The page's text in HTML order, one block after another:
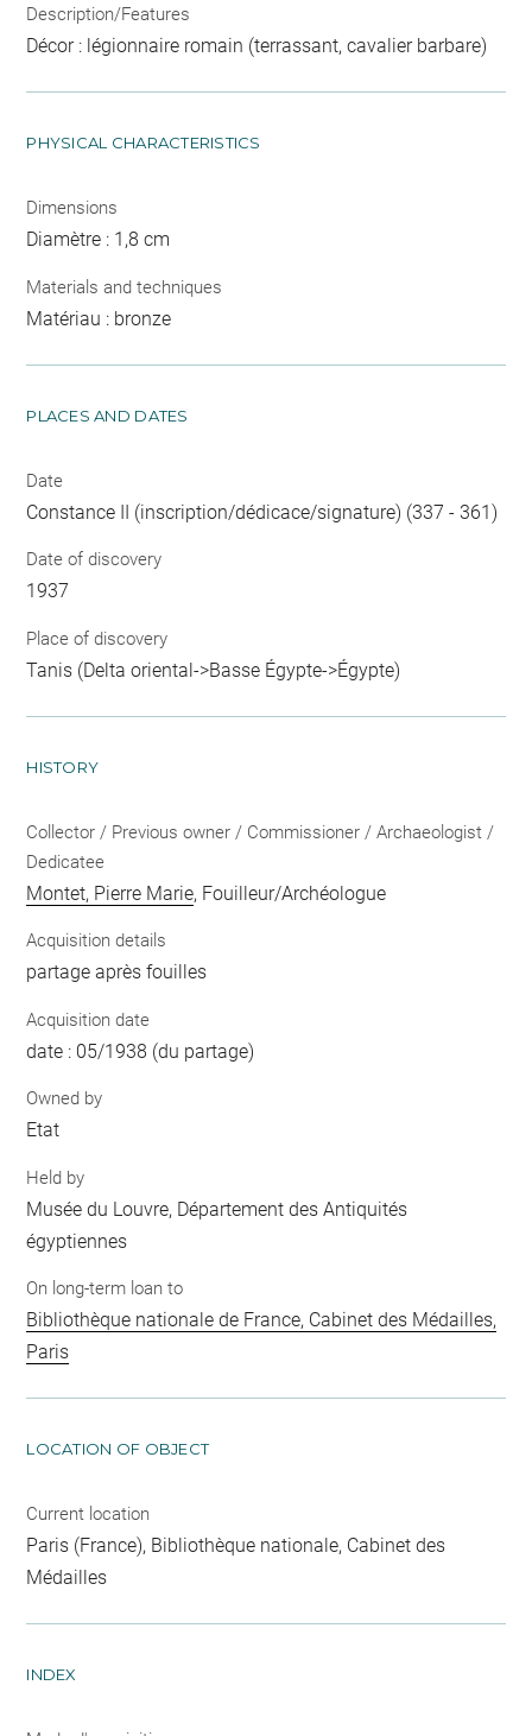
Description/Features
Décor : légionnaire romain (terrassant, cavalier barbare)
PHYSICAL CHARACTERISTICS
Dimensions
Diamètre : 1,8 cm
Materials and techniques
Matériau : bronze
PLACES AND DATES
Date
Constance II (inscription/dédicace/signature) (337 - 361)
Date of discovery
1937
Place of discovery
Tanis (Delta oriental->Basse Égypte->Égypte)
HISTORY
Collector / Previous owner / Commissioner / Archaeologist /
Dedicatee
Montet, Pierre Marie, Fouilleur/Archéologue
Acquisition details
partage après fouilles
Acquisition date
date : 05/1938 (du partage)
Owned by
Etat
Held by
Musée du Louvre, Département des Antiquités
égyptiennes
On long-term loan to
Bibliothèque nationale de France, Cabinet des Médailles,
Paris
LOCATION OF OBJECT
Current location
Paris (France), Bibliothèque nationale, Cabinet des
Médailles
INDEX